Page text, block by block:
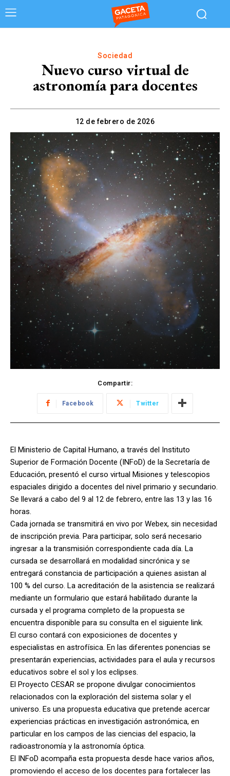
Sociedad
Nuevo curso virtual de
astronomía para docentes
12 de febrero de 2026
Compartir:
Facebook Twitter
El Ministerio de Capital Humano, a través del Instituto
Superior de Formación Docente (INFoD) de la Secretaría de
Educación, presentó el curso virtual Misiones y telescopios
espaciales dirigido a docentes del nivel primario y secundario.
Se llevará a cabo del 9 al 12 de febrero, entre las 13 y las 16
horas.
Cada jornada se transmitirá en vivo por Webex, sin necesidad
de inscripción previa. Para participar, solo será necesario
ingresar a la transmisión correspondiente cada día. La
cursada se desarrollará en modalidad sincrónica y se
entregará constancia de participación a quienes asistan al
100 % del curso. La acreditación de la asistencia se realizará
mediante un formulario que estará habilitado durante la
cursada y el programa completo de la propuesta se
encuentra disponible para su consulta en el siguiente link.
El curso contará con exposiciones de docentes y
especialistas en astrofísica. En las diferentes ponencias se
presentarán experiencias, actividades para el aula y recursos
educativos sobre el sol y los eclipses.
El Proyecto CESAR se propone divulgar conocimientos
relacionados con la exploración del sistema solar y el
universo. Es una propuesta educativa que pretende acercar
experiencias prácticas en investigación astronómica, en
particular en los campos de las ciencias del espacio, la
radioastronomía y la astronomía óptica.
El INFoD acompaña esta propuesta desde hace varios años,
promoviendo el acceso de los docentes para fortalecer las